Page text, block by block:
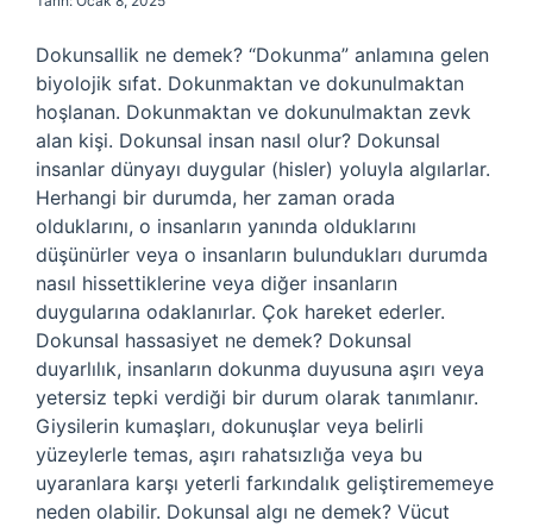
Dokunsallik ne demek? “Dokunma” anlamına gelen
biyolojik sıfat. Dokunmaktan ve dokunulmaktan
hoşlanan. Dokunmaktan ve dokunulmaktan zevk
alan kişi. Dokunsal insan nasıl olur? Dokunsal
insanlar dünyayı duygular (hisler) yoluyla algılarlar.
Herhangi bir durumda, her zaman orada
olduklarını, o insanların yanında olduklarını
düşünürler veya o insanların bulundukları durumda
nasıl hissettiklerine veya diğer insanların
duygularına odaklanırlar. Çok hareket ederler.
Dokunsal hassasiyet ne demek? Dokunsal
duyarlılık, insanların dokunma duyusuna aşırı veya
yetersiz tepki verdiği bir durum olarak tanımlanır.
Giysilerin kumaşları, dokunuşlar veya belirli
yüzeylerle temas, aşırı rahatsızlığa veya bu
uyaranlara karşı yeterli farkındalık geliştirememeye
neden olabilir. Dokunsal algı ne demek? Vücut